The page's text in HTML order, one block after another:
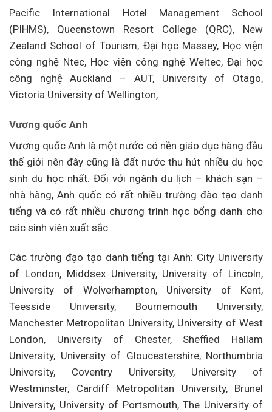
Pacific International Hotel Management School
(PIHMS), Queenstown Resort College (QRC), New
Zealand School of Tourism, Đại học Massey, Học viện
công nghệ Ntec, Học viện công nghệ Weltec, Đại học
công nghệ Auckland – AUT, University of Otago,
Victoria University of Wellington,
Vương quốc Anh
Vương quốc Anh là một nước có nền giáo dục hàng đầu
thế giới nên đây cũng là đất nước thu hút nhiều du học
sinh du học nhất. Đối với ngành du lịch – khách sạn –
nhà hàng, Anh quốc có rất nhiều trường đào tạo danh
tiếng và có rất nhiều chương trình học bổng danh cho
các sinh viên xuất sắc.
Các trường đạo tạo danh tiếng tại Anh: City University
of London, Middsex University, University of Lincoln,
University of Wolverhampton, University of Kent,
Teesside University, Bournemouth University,
Manchester Metropolitan University, University of West
London, University of Chester, Sheffied Hallam
University, University of Gloucestershire, Northumbria
University, Coventry University, University of
Westminster, Cardiff Metropolitan University, Brunel
University, University of Portsmouth, The University of